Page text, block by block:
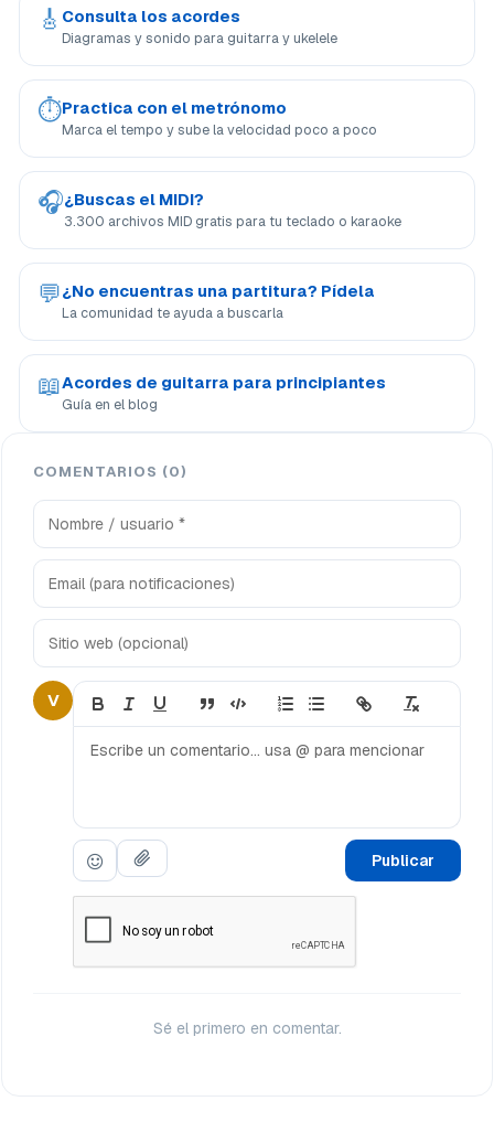
🎸 Consulta los acordes
Diagramas y sonido para guitarra y ukelele
⏱Practica con el metrónomo
Marca el tempo y sube la velocidad poco a poco
🎧¿Buscas el MIDI?
3.300 archivos MID gratis para tu teclado o karaoke
💬¿No encuentras una partitura? Pídela
La comunidad te ayuda a buscarla
📖Acordes de guitarra para principiantes
Guía en el blog
COMENTARIOS (0)
V
Publicar
Sé el primero en comentar.